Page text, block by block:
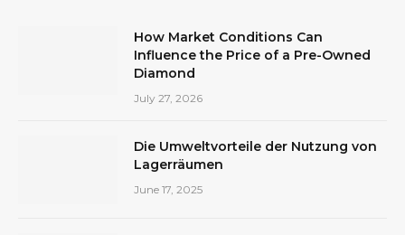
How Market Conditions Can
Influence the Price of a Pre-Owned
Diamond
July 27, 2026
Die Umweltvorteile der Nutzung von
Lagerräumen
June 17, 2025